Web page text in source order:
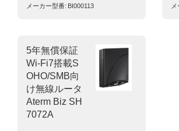
メーカー型番 BI000113
5年無償保証
Wi-Fi7搭載S
OHO/SMB向
け無線ルータ
Aterm Biz SH
7072A